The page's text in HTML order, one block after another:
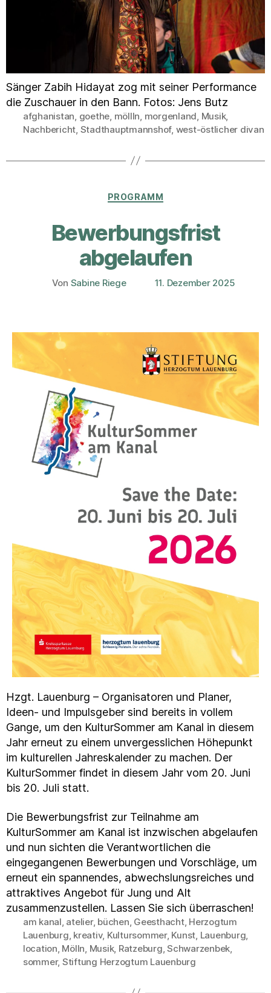
Sänger Zabih Hidayat zog mit seiner Performance
die Zuschauer in den Bann. Fotos: Jens Butz
Schlagwörter
afghanistan, goethe, möllln, morgenland, Musik,
Nachbericht, Stadthauptmannshof, west-östlicher divan
Kategorien
PROGRAMM
Bewerbungsfrist
abgelaufen
Beitragsautor
Von Sabine Riege Veröffentlichungsdatum
11. Dezember 2025
Hzgt. Lauenburg – Organisatoren und Planer,
Ideen- und Impulsgeber sind bereits in vollem
Gange, um den KulturSommer am Kanal in diesem
Jahr erneut zu einem unvergesslichen Höhepunkt
im kulturellen Jahreskalender zu machen. Der
KulturSommer findet in diesem Jahr vom 20. Juni
bis 20. Juli statt.
Die Bewerbungsfrist zur Teilnahme am
KulturSommer am Kanal ist inzwischen abgelaufen
und nun sichten die Verantwortlichen die
eingegangenen Bewerbungen und Vorschläge, um
erneut ein spannendes, abwechslungsreiches und
attraktives Angebot für Jung und Alt
zusammenzustellen. Lassen Sie sich überraschen!
Schlagwörter
am kanal atelier, büchen Geesthacht, Herzogtum
Lauenburg kreativ, Kultursommer, Kunst Lauenburg
location Mölln Musik, Ratzeburg ,Schwarzenbek
sommer, Stiftung Herzogtum Lauenburg